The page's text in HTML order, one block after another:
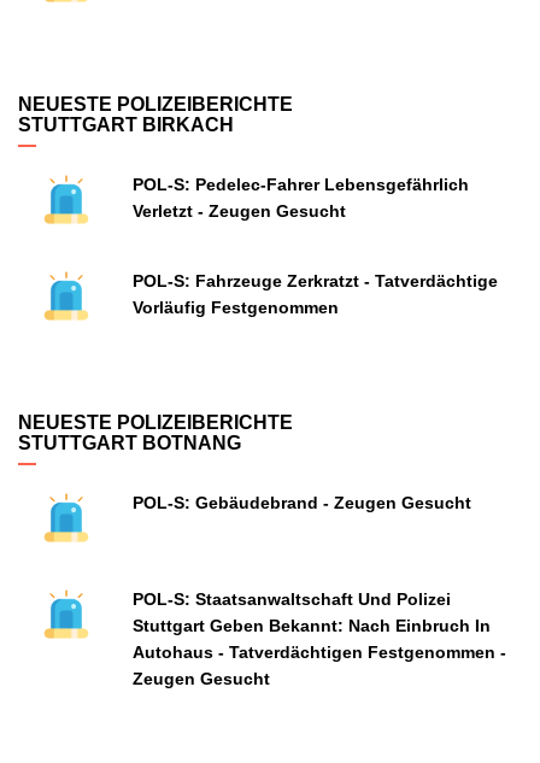
NEUESTE POLIZEIBERICHTE
STUTTGART BIRKACH
POL-S: Pedelec-Fahrer Lebensgefährlich
Verletzt - Zeugen Gesucht
POL-S: Fahrzeuge Zerkratzt - Tatverdächtige
Vorläufig Festgenommen
NEUESTE POLIZEIBERICHTE
STUTTGART BOTNANG
POL-S: Gebäudebrand - Zeugen Gesucht
POL-S: Staatsanwaltschaft Und Polizei
Stuttgart Geben Bekannt: Nach Einbruch In
Autohaus - Tatverdächtigen Festgenommen -
Zeugen Gesucht